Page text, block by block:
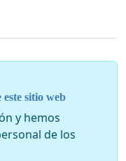
sitio web
y hemos
de los